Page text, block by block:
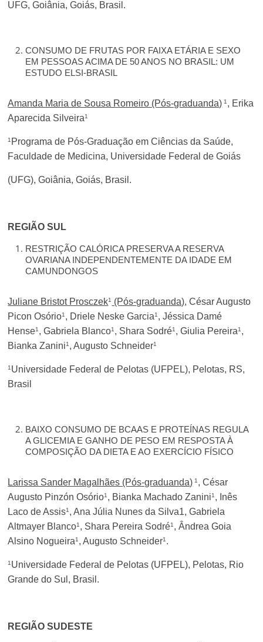
UFG, Goiânia, Goiás, Brasil.
CONSUMO DE FRUTAS POR FAIXA ETÁRIA E SEXO
EM PESSOAS ACIMA DE 50 ANOS NO BRASIL: UM
ESTUDO ELSI-BRASIL
Amanda Maria de Sousa Romeiro (Pós-graduanda) 1 , Erika
Aparecida Silveira1
1 Programa de Pós-Graduação em Ciências da Saúde,
Faculdade de Medicina, Universidade Federal de Goiás
(UFG), Goiânia, Goiás, Brasil.
REGIÃO SUL
RESTRIÇÃO CALÓRICA PRESERVA A RESERVA
OVARIANA INDEPENDENTEMENTE DA IDADE EM
CAMUNDONGOS
Juliane Bristot Prosczek1 (Pós-graduanda), César Augusto
Picon Osório1 , Driele Neske Garcia1 , Jéssica Damé
Hense1 , Gabriela Blanco1 , Shara Sodré1 , Giulia Pereira1 ,
Bianka Zanini1 , Augusto Schneider1
1 Universidade Federal de Pelotas (UFPEL), Pelotas, RS,
Brasil
BAIXO CONSUMO DE BCAAS E PROTEÍNAS REGULA
A GLICEMIA E GANHO DE PESO EM RESPOSTA À
COMPOSIÇÃO DA DIETA E AO EXERCÍCIO FÍSICO
Larissa Sander Magalhães (Pós-graduanda) 1 , César
Augusto Pinzón Osório1 , Bianka Machado Zanini1 , Inês
Laco de Assis1 , Ana Júlia Nunes da Silva1, Gabriela
Altmayer Blanco1 , Shara Pereira Sodré1 , Ândrea Goia
Alsino Nogueira1 , Augusto Schneider1 .
1 Universidade Federal de Pelotas (UFPEL), Pelotas, Rio
Grande do Sul, Brasil.
REGIÃO SUDESTE